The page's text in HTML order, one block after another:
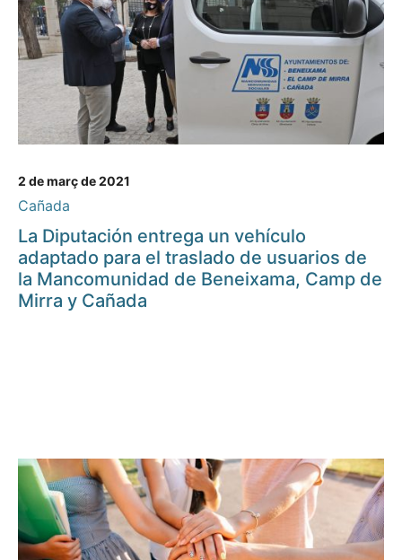
2 de març de 2021
Cañada
La Diputación entrega un vehículo
adaptado para el traslado de usuarios de
la Mancomunidad de Beneixama, Camp de
Mirra y Cañada